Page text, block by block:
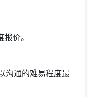
价。
沟通的难易程度最